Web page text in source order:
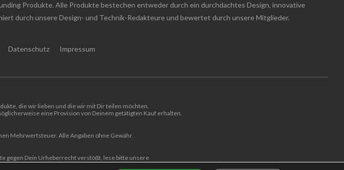
Produkte. Alle Produkte bestechen entweder durch ein durchdachtes Design, innovative
durch unsere Design- und Technik-Redakteure und bewertet durch unsere Mitglieder.
Datenschutz Impressum
die wir lieben und die wir mit Dir teilen möchten.
eine Provision von Deinem getätigten Kauf erhalten.
Mehrwertsteuer. Alle Angaben ohne Gewähr.
gegen Dein Urheberrecht verstößt, lese bitte unsere
Benachrichtigung über Urheberrechtsverletzungen.